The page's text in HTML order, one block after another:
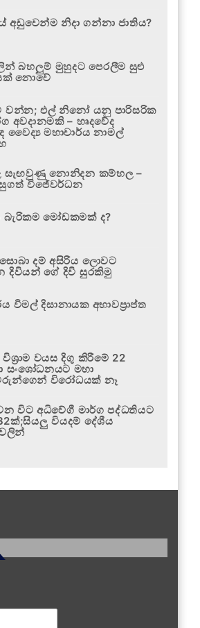
අඩුවෙන්ම නිදා ගන්නා ජාතිය?
බහලුම් මුහුදට පෙරලීම සුළු
නොවේ
වන්න; එල් නිනෝ යනු පාරිසරික
අවදානමකි – හෘදවේද
වෛද්‍ය මහාචාර්ය නාමල්
සැඟවුණු නොනිදන කම්හල –
විජේවර්ධන
මෝඩකමක් ද?
දම් අසිරිය ලොවට
දිවියන් ගේ දිවි සුරකිමු
විමල් දිසානායක අභාවප්‍රාප්ත
වයස දිගු කිරීමේ 22
සංශෝධනයට මහා
විරෝධයක් නෑ
විට අධිවේගී මාර්ග පද්ධතියට
වියදම් දේශීය